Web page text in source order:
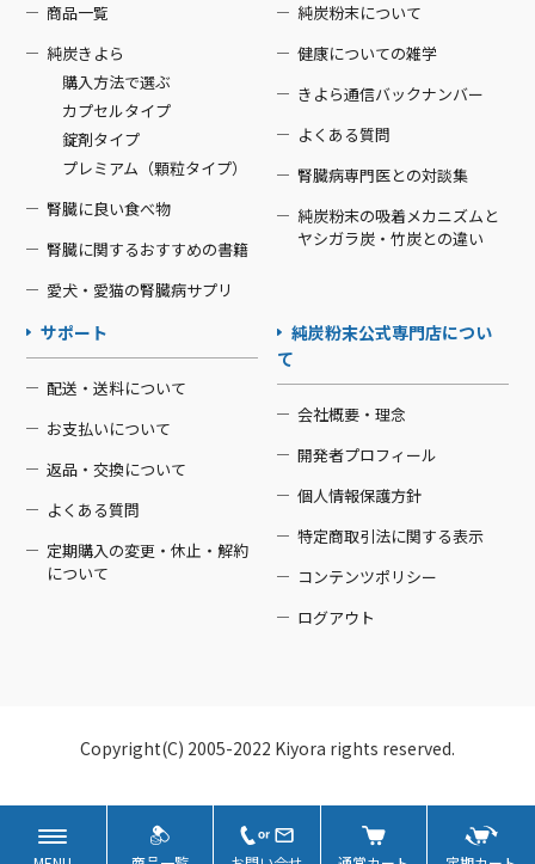
商品一覧
純炭きよら
購入方法で選ぶ
カプセルタイプ
錠剤タイプ
プレミアム（顆粒タイプ）
腎臓に良い食べ物
腎臓に関するおすすめの書籍
愛犬・愛猫の腎臓病サプリ
純炭粉末について
健康についての雑学
きよら通信バックナンバー
よくある質問
腎臓病専門医との対談集
純炭粉末の吸着メカニズムと
ヤシガラ炭・竹炭との違い
サポート
配送・送料について
お支払いについて
返品・交換について
よくある質問
定期購入の変更・休止・解約
について
純炭粉末公式専門店につい
て
会社概要・理念
開発者プロフィール
個人情報保護方針
特定商取引法に関する表示
コンテンツポリシー
ログアウト
Copyright(C) 2005-2022 Kiyora rights reserved.